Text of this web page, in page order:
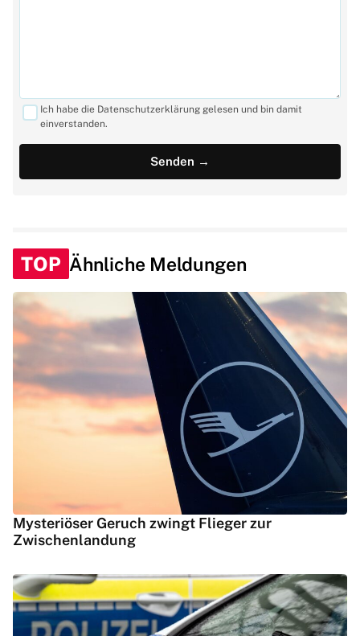
Ich habe die Datenschutzerklärung gelesen und bin damit
einverstanden.
TOP Ähnliche Meldungen
Mysteriöser Geruch zwingt Flieger zur
Zwischenlandung